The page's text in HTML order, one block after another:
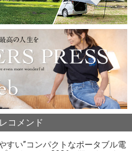
コメンド
すい”コンパクトなポータブル電